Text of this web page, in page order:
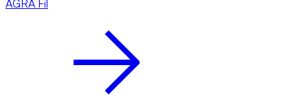
AGRA Fil